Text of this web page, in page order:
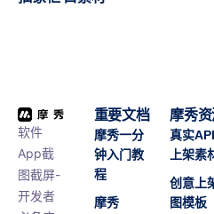
软件
App截
图截屏-
开发者
重要文档
摩秀一分
钟入门教
程
摩秀
摩秀
真实
上架素
创意上
图模板